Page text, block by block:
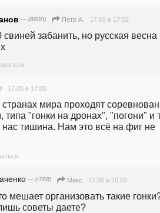
— (8800) Петр А. 17.05 в 17:02
забанить, но русская весна
17.05 в 17:00
странах мира проходят
типа "гонки на дронах", "погони" и
нас тишина. Нам это всё на фиг не
— (-768) Макс 17.05 в 20:53
мешает организовать такие
советы даете?